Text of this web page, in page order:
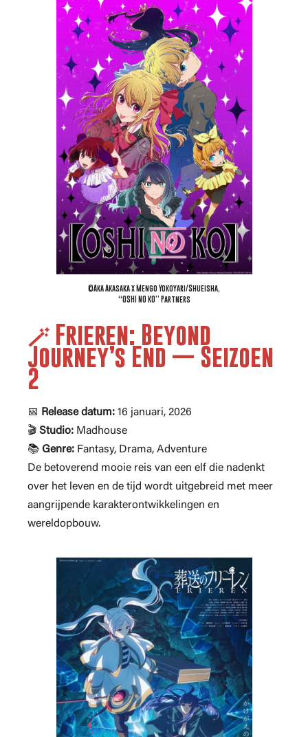
©Aka Akasaka x Mengo Yokoyari/Shueisha,
“OSHI NO KO” Partners
🪄 Frieren: Beyond
Journey’s End — Seizoen
2
📅 Release datum: 16 januari, 2026
🎬 Studio: Madhouse
📚 Genre: Fantasy, Drama, Adventure
De betoverend mooie reis van een elf die nadenkt
over het leven en de tijd wordt uitgebreid met meer
aangrijpende karakterontwikkelingen en
wereldopbouw.